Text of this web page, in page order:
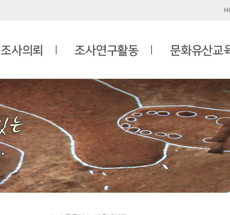
사의뢰 조사연구활동 문화유산교